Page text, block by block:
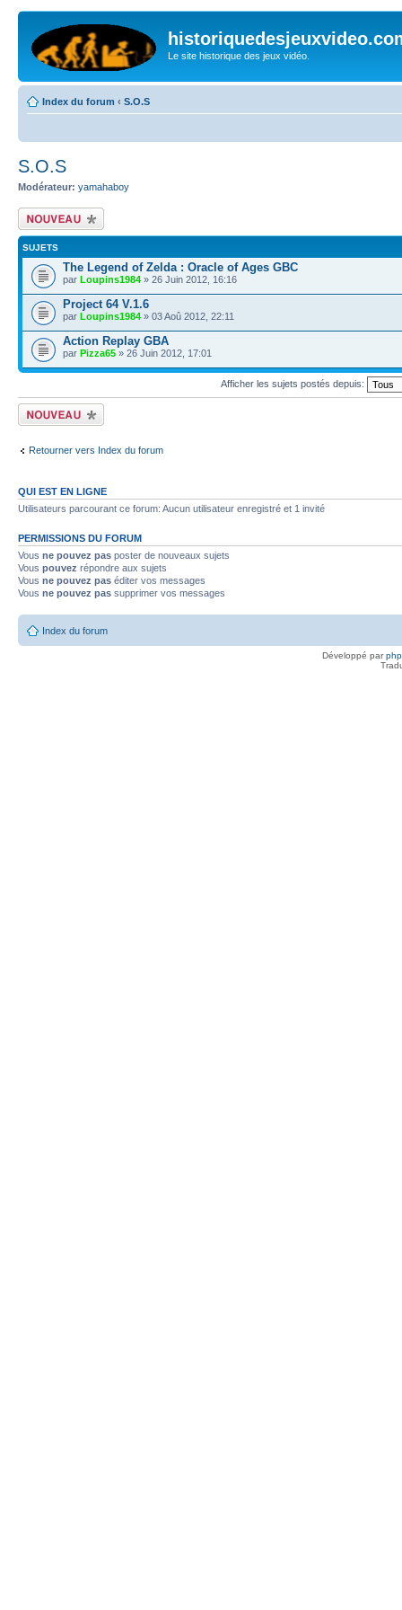
Le site historique des jeux vidéo.
Index du forum ‹ S.O.S
S.O.S
Modérateur: yamahaboy
Écrire un nouveau
sujet
SUJETS
The Legend of Zelda : Oracle of Ages GBC
par Loupins1984 » 26 Juin 2012, 16:16
Project 64 V.1.6
par Loupins1984 » 03 Aoû 2012, 22:11
Action Replay GBA
par Pizza65 » 26 Juin 2012, 17:01
Afficher les sujets postés depuis:
Écrire un nouveau
sujet
Retourner vers Index du forum
QUI EST EN LIGNE
Utilisateurs parcourant ce forum: Aucun utilisateur enregistré et 1 invité
PERMISSIONS DU FORUM
Vous ne pouvez pas poster de nouveaux sujets
Vous pouvez répondre aux sujets
Vous ne pouvez pas éditer vos messages
Vous ne pouvez pas supprimer vos messages
Index du forum
Développé par